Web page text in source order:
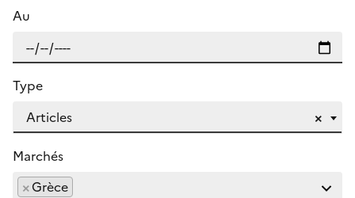
Au
Type
×
Articles
Marchés
×Grèce